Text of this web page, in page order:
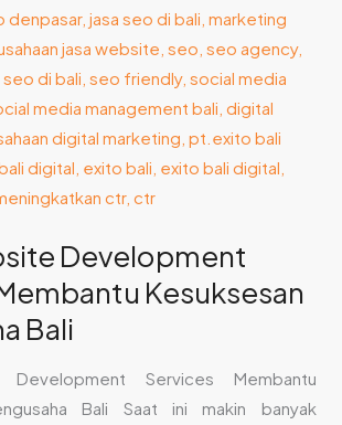
Development
Kesuksesan
Bali
Services Membantu
Bali Saat ini makin banyak